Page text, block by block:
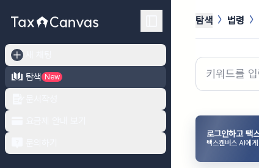
탐색
New
탐색 법령
로그인하고 택
택스캔버스 AI에